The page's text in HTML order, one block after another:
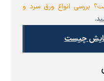
بررسی انواع ورق سرد و
چیست